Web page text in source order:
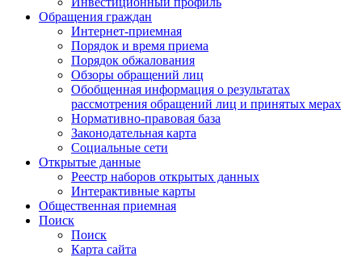
Обращения граждан
Интернет-приемная
Порядок и время приема
Порядок обжалования
Обзоры обращений лиц
Обобщенная информация о результатах
рассмотрения обращений лиц и принятых мерах
Нормативно-правовая база
Законодательная карта
Социальные сети
Открытые данные
Реестр наборов открытых данных
Интерактивные карты
Общественная приемная
Поиск
Поиск
Карта сайта